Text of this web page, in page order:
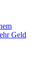
Geld